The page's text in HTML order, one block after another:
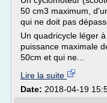
50 cm3 maximum,
qui ne doit pas
Un quadricycle léger
puissance maximale
50cm et qui ne...
Lire la suite
Date: 2018-04-19